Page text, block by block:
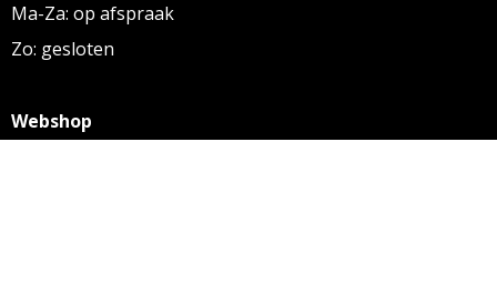
Ma-Za: op afspraak
Zo: gesloten
Webshop